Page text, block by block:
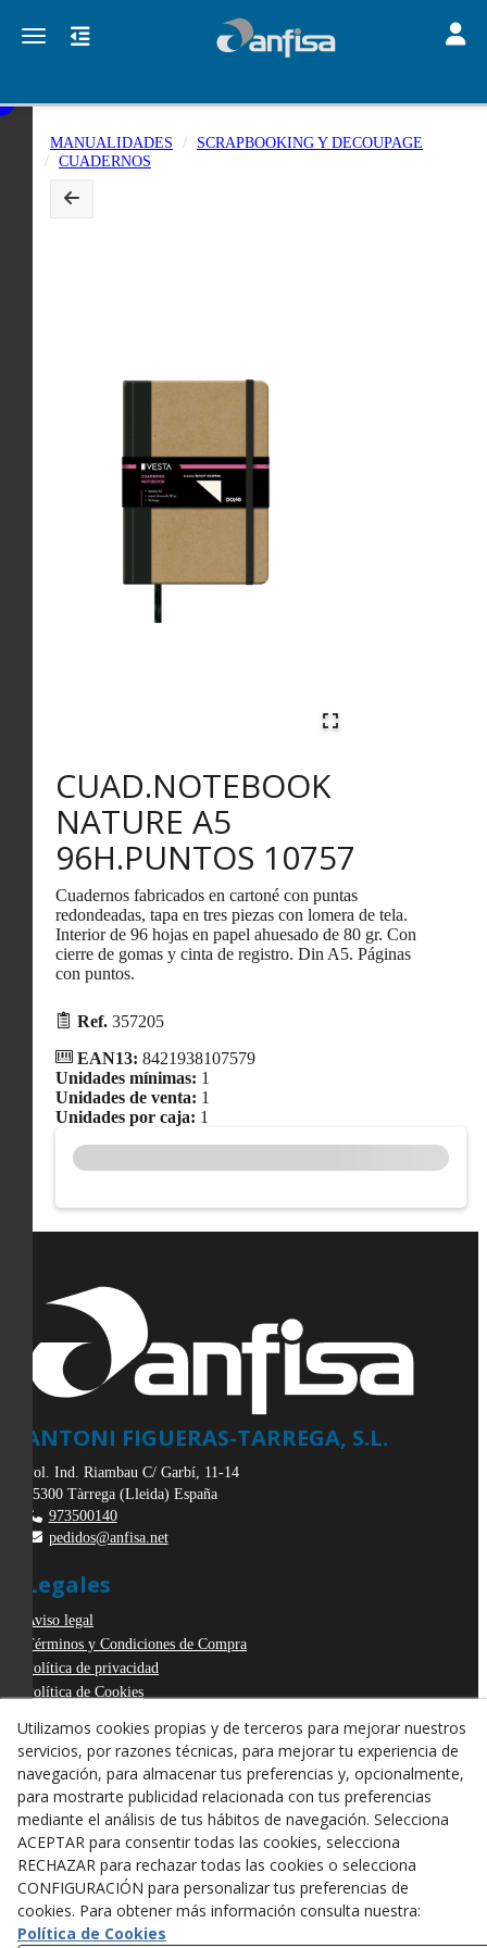
Toggle navigation
MANUALIDADES
SCRAPBOOKING Y DECOUPAGE
CUADERNOS
CUAD.NOTEBOOK
NATURE A5
96H.PUNTOS 10757
Cuadernos fabricados en cartoné con puntas
redondeadas, tapa en tres piezas con lomera de tela.
Interior de 96 hojas en papel ahuesado de 80 gr. Con
cierre de gomas y cinta de registro. Din A5. Páginas
con puntos.
Ref. 357205
EAN13: 8421938107579
Unidades mínimas: 1
Unidades de venta: 1
Unidades por caja: 1
ANTONI FIGUERAS-TARREGA, S.L.
Pol. Ind. Riambau C/ Garbí, 11-14
25300 Tàrrega (Lleida) España
973500140
pedidos@anfisa.net
Legales
Aviso legal
Términos y Condiciones de Compra
Política de privacidad
Política de Cookies
Derecho de desistimiento
Utilizamos cookies propias y de terceros para mejorar nuestros
servicios, por razones técnicas, para mejorar tu experiencia de
navegación, para almacenar tus preferencias y, opcionalmente,
para mostrarte publicidad relacionada con tus preferencias
mediante el análisis de tus hábitos de navegación. Selecciona
ACEPTAR para consentir todas las cookies, selecciona
RECHAZAR para rechazar todas las cookies o selecciona
CONFIGURACIÓN para personalizar tus preferencias de
cookies. Para obtener más información consulta nuestra:
Política de Cookies